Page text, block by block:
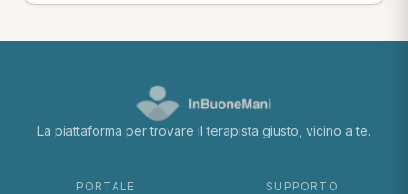
La piattaforma per trovare il terapista giusto, vicino a te.
PORTALE SUPPORTO